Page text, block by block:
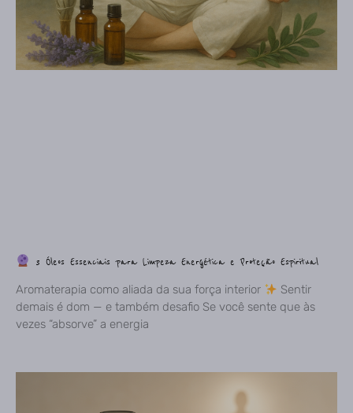
3 Óleos Essenciais para Limpeza Energética e Proteção Espiritual
Aromaterapia como aliada da sua força interior
Sentir
demais é dom — e também desafio Se você sente que às
vezes “absorve” a energia